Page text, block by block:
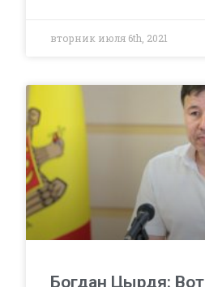
вторник июля 6th, 2021
Богдан Цырдя: Вот